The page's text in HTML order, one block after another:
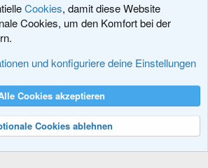
Datenschutz
® © 2010-2024 XenForo Ltd.
Cookies, damit diese Website
Cookies, um den Komfort bei der
und konfiguriere deine Einstellungen
Cookies akzeptieren
Cookies ablehnen